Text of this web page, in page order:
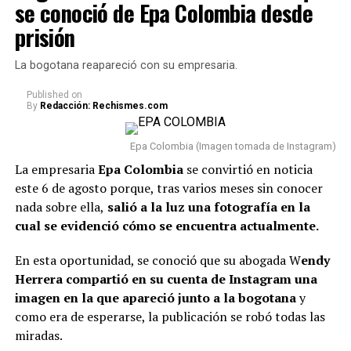
En este caso, el comediante fue tema de conversación
recientemente porque, tras varios meses de volver a su
vida real, re veló cómo se encuentra actualmente su
“Van dos meses. Hoy, después
de dos meses, estoy
totalmente tranquilo, estoy
bien. Incluso, para que dejen el
tema ahí también, con la
mamá de la niña estoy bien.
Como se lo dije a ella, tal vez
en algunas vainas no
compaginamos, se acabó lo
se conoció de Epa Colombia desde
prisión
La bogotana reapareció con su empresaria.
Published on
By Redacción: Rechismes.com
Epa Colombia (Imagen tomada de Instagram)
La empresariaEpa Colombiase convirtió en noticia
este 6 de agosto porque, tras varios meses sin conocer
nada sobre ella, salió a la luz una fotografía en la
cual se evidenció cómo se encuentra actualmente.
En esta oportunidad, se conoció que su abogada Wendy
Herrera compartió en su cuenta de Instagram una
imagen en la que apareció junto a la bogotanay
como era de esperarse, la publicación se robó todas las
miradas.